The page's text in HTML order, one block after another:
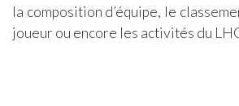
la composition d’équipe, le
joueur ou encore les activités du